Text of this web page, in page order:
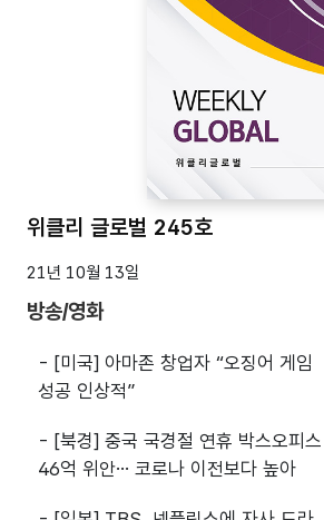
위클리 글로벌 245호
21년 10월 13일
방송/영화
- [미국] 아마존 창업자 “오징어 게임
성공 인상적”
- [북경] 중국 국경절 연휴 박스오피스
46억 위안… 코로나 이전보다 높아